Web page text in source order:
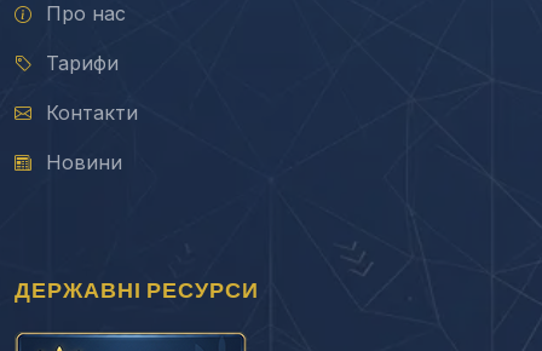
Про нас
Тарифи
Контакти
Новини
ДЕРЖАВНІ РЕСУРСИ